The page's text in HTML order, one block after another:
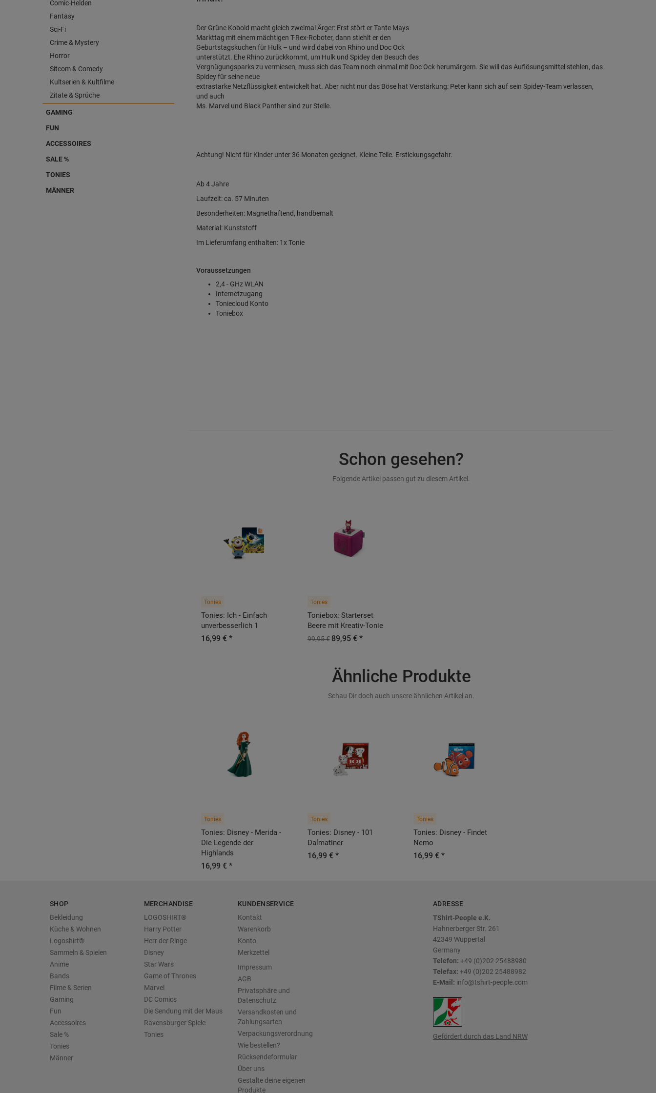
Comic-Helden
Fantasy
Sci-Fi
Crime & Mystery
Horror
Sitcom & Comedy
Kultserien & Kultfilme
Zitate & Sprüche
GAMING
FUN
ACCESSOIRES
SALE %
TONIES
MÄNNER
Der Grüne Kobold macht gleich zweimal Ärger: Erst stört er Tante Mays
Markttag mit einem mächtigen T-Rex-Roboter, dann stiehlt er den
Geburtstagskuchen für Hulk – und wird dabei von Rhino und Doc Ock
unterstützt. Ehe Rhino zurückkommt, um Hulk und Spidey den Besuch des
Vergnügungsparks zu vermiesen, muss sich das Team noch einmal mit Doc Ock herumärgern. Sie will das Auflösungsmittel stehlen, das
Spidey für seine neue
extrastarke Netzflüssigkeit entwickelt hat. Aber nicht nur das Böse hat Verstärkung: Peter kann sich auf sein Spidey-Team verlassen,
und auch
Ms. Marvel und Black Panther sind zur Stelle.
Achtung! Nicht für Kinder unter 36 Monaten geeignet. Kleine Teile. Erstickungsgefahr.
Ab 4 Jahre
Laufzeit: ca. 57 Minuten
Besonderheiten: Magnethaftend, handbemalt
Material: Kunststoff
Im Lieferumfang enthalten: 1x Tonie
Voraussetzungen
2,4 - GHz WLAN
Internetzugang
Toniecloud Konto
Toniebox
Schon gesehen?
Folgende Artikel passen gut zu diesem Artikel.
Tonies
Tonies: Ich - Einfach
unverbesserlich 1
16,99 € *
Tonies
Toniebox: Starterset
Beere mit Kreativ-Tonie
99,95 € 89,95 € *
Ähnliche Produkte
Schau Dir doch auch unsere ähnlichen Artikel an.
Tonies
Tonies: Disney - Merida -
Die Legende der
Highlands
16,99 € *
Tonies
Tonies: Disney - 101
Dalmatiner
16,99 € *
Tonies
Tonies: Disney - Findet
Nemo
16,99 € *
SHOP
Bekleidung
Küche & Wohnen
Logoshirt®
Sammeln & Spielen
Anime
Bands
Filme & Serien
Gaming
Fun
Accessoires
Sale %
Tonies
Männer
MERCHANDISE
LOGOSHIRT®
Harry Potter
Herr der Ringe
Disney
Star Wars
Game of Thrones
Marvel
DC Comics
Die Sendung mit der Maus
Ravensburger Spiele
Tonies
KUNDENSERVICE
Kontakt
Warenkorb
Konto
Merkzettel
Impressum
AGB
Privatsphäre und
Datenschutz
Versandkosten und
Zahlungsarten
Verpackungsverordnung
Wie bestellen?
Rücksendeformular
Über uns
Gestalte deine eigenen
Produkte
ADRESSE
TShirt-People e.K.
Hahnerberger Str. 261
42349 Wuppertal
Germany
Telefon: +49 (0)202 25488980
Telefax: +49 (0)202 25488982
E-Mail: info@tshirt-people.com
Gefördert durch das Land NRW